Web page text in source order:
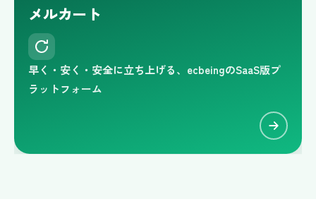
メルカート
早く・安く・安全に立ち上げる、ecbeingのSaaS版プ
ラットフォーム